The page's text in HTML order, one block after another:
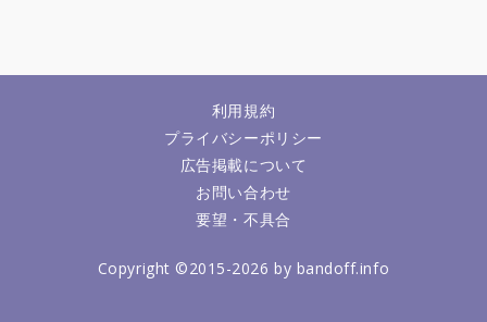
利用規約
プライバシーポリシー
広告掲載について
お問い合わせ
要望・不具合
Copyright ©2015-2026 by bandoff.info